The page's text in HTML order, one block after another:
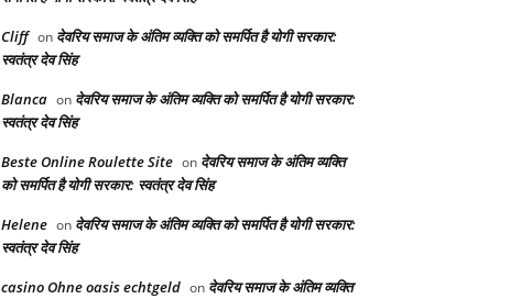
Cliff on देवरिय समाज के अंतिम व्यक्ति को समर्पित है योगी सरकार:
स्वतंत्र देव सिंह
Blanca on देवरिय समाज के अंतिम व्यक्ति को समर्पित है योगी सरकार:
स्वतंत्र देव सिंह
Beste Online Roulette Site on देवरिय समाज के अंतिम व्यक्ति
को समर्पित है योगी सरकार: स्वतंत्र देव सिंह
Helene on देवरिय समाज के अंतिम व्यक्ति को समर्पित है योगी सरकार:
स्वतंत्र देव सिंह
casino Ohne oasis echtgeld on देवरिय समाज के अंतिम व्यक्ति